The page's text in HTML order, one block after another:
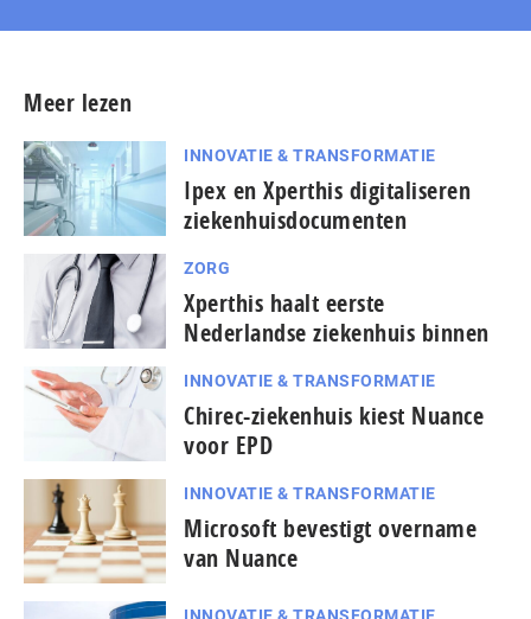
Meer lezen
INNOVATIE & TRANSFORMATIE
Ipex en Xperthis digitaliseren
ziekenhuisdocumenten
ZORG
Xperthis haalt eerste
Nederlandse ziekenhuis binnen
INNOVATIE & TRANSFORMATIE
Chirec-ziekenhuis kiest Nuance
voor EPD
INNOVATIE & TRANSFORMATIE
Microsoft bevestigt overname
van Nuance
INNOVATIE & TRANSFORMATIE